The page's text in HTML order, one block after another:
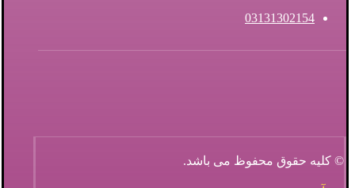
03131302154
© کلیه حقوق محفوظ می باشد.